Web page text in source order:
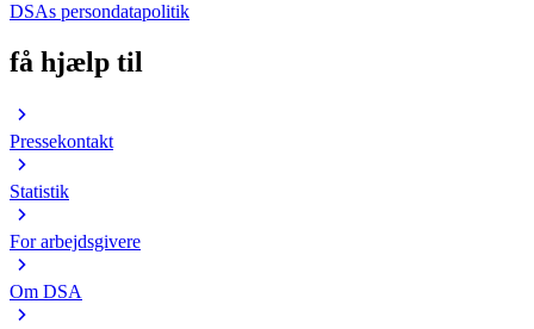
DSAs persondatapolitik
få hjælp til
Pressekontakt
Statistik
For arbejdsgivere
Om DSA